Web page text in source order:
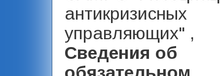
антикризисных
управляющих" ,
Сведения об